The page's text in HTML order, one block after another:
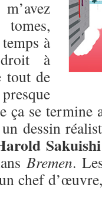
à
à
tout de
ça se
dessin
Sakuishi
Bremen.
chef